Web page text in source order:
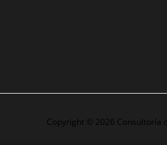
Copyright © 2026 Consultoría